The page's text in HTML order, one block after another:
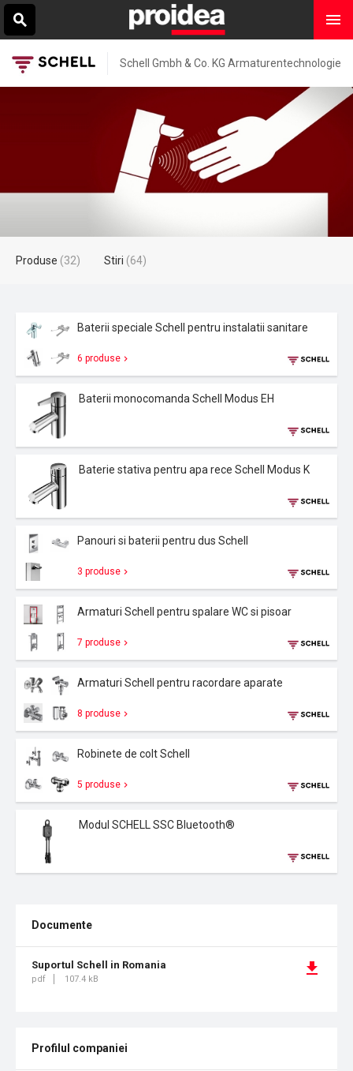
Schell Gmbh & Co. KG Armaturentechnologie
Produse (32) Stiri (64)
Baterii speciale Schell pentru instalatii sanitare
6 produse
Baterii monocomanda Schell Modus EH
Baterie stativa pentru apa rece Schell Modus K
Panouri si baterii pentru dus Schell
3 produse
Armaturi Schell pentru spalare WC si pisoar
7 produse
Armaturi Schell pentru racordare aparate
8 produse
Robinete de colt Schell
5 produse
Modul SCHELL SSC Bluetooth®
Documente
pdf 107.4 kB
Suportul Schell in Romania
Profilul companiei